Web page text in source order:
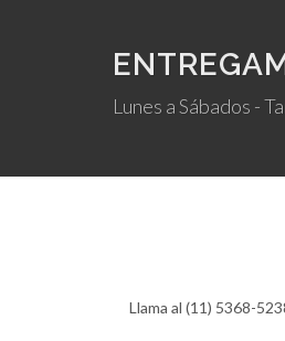
Lunes a Sábados -
Llama al (11) 5368-